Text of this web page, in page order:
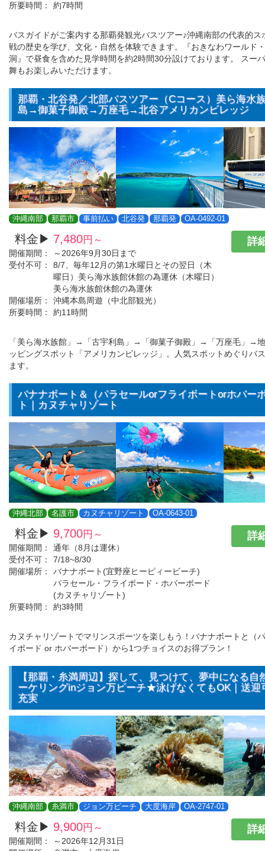
所要時間：
約7時間
バスガイドがご案内する那覇発観光バスツアー♪沖縄南部の代表的ス
戦の歴史を学び、文化・自然を体験できます。『おきなわワールド
洞』で昼食を含めた見学時間を約2時間30分設けております。 スー
舞もお楽しみいただけます。
那覇・北谷発／北部バスツアー（Cコース）美ら海水
島→御菓子御殿→万座毛→北谷アメリカンビレッジ
沖縄南部 那覇市 事前払い 北谷発 那覇発 OA-0492-01
料金▶ 7,480円～
開催期間：
～2026年9月30日まで
受付不可：
8/7、毎年12月の第1水曜日とその翌日（木
曜日）美ら海水族館休館の為運休（木曜日）
美ら海水族館休館の為運休
開催場所：
沖縄本島周遊（中北部観光）
所要時間：
約11時間
詳
「美ら海水族館」→「古宇利島」→「御菓子御殿」→「万座毛」→
ッピングスポット「アメリカンビレッジ」。人気スポットめぐりバ
ます。
バナナボート＆（パラセールorフライボートorホバー
ト｜カヌチャリゾート
沖縄北部 名護市 カヌチャリゾート OA-0643-01
料金▶ 9,700円～
開催期間：
通年（8月は運休）
受付不可：
7/18~8/30
開催場所：
バナナボート(宜野座ヒーピィービーチ)
パラセール・フライボード・ホバーボード
(カヌチャリゾート)
所要時間：
約3時間
詳
カヌチャリゾートでマリンスポーツを楽しもう！バナナボートと（
イボード or ホバーボード）から1つチョイスのお得プラン！
【那覇・糸満周辺】探して、見つけて、夢中になる自
ーケリングinジョン万ビーチ★泳げなくてもOK｜送迎
充実
沖縄南部 糸満市 ジョン万ビーチ 大度海岸 OA-2747-01
料金▶ 9,900円～
開催期間：
～2026年12月31日
詳